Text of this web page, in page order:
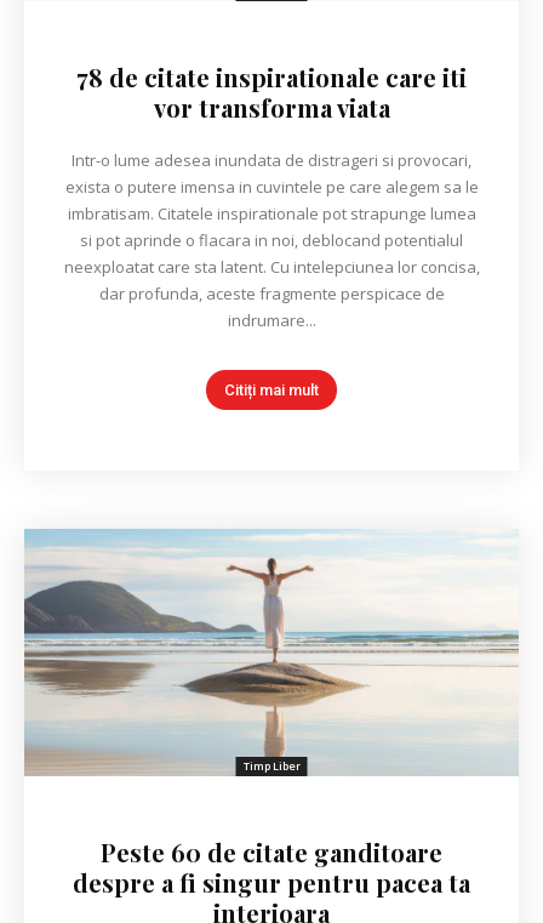
78 de citate inspirationale care iti
vor transforma viata
Intr-o lume adesea inundata de distrageri si provocari,
exista o putere imensa in cuvintele pe care alegem sa le
imbratisam. Citatele inspirationale pot strapunge lumea
si pot aprinde o flacara in noi, deblocand potentialul
neexploatat care sta latent. Cu intelepciunea lor concisa,
dar profunda, aceste fragmente perspicace de
indrumare...
Citiți mai mult
Timp Liber
Peste 60 de citate ganditoare
despre a fi singur pentru pacea ta
interioara